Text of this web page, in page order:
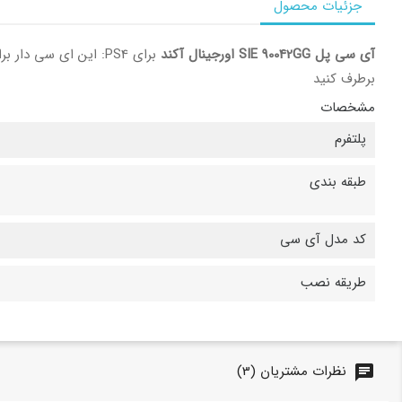
جزئیات محصول
آی سی پل SIE 90042GG اورجینال آکند برای PS4: این ای سی دار برای
برطرف کنید
مشخصات
پلتفرم
طبقه بندی
کد مدل آی سی
طریقه نصب
chat نظرات مشتریان (3)